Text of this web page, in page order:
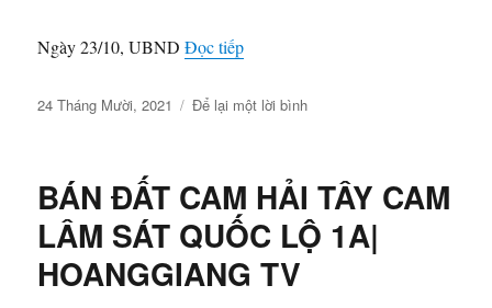
Ngày 23/10, UBNDĐọc tiếp“Thống nhất phương án đầu tư
Đăng
24 Tháng Mười, 2021 Để lại một lời bìnhở
án
đầu
tư
BÁN ĐẤT CAM HẢI TÂY CAM
LÂM SÁT QUỐC LỘ 1A|
HOANGGIANG TV